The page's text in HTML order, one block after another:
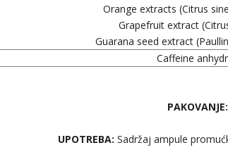
Orange extracts (Citrus
Grapefruit extract
Guarana seed extract
Caffeine
PAKOVANJE:
UPOTREBA: Sadržaj ampule